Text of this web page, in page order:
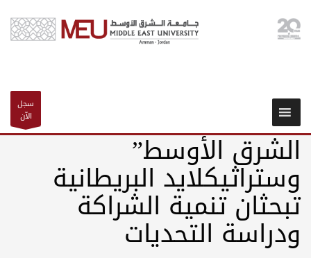
سجل
الآن
الشرق الأوسط”
وستراثيكلايد البريطانية
تبحثان تنمية الشراكة
ودراسة التحديات